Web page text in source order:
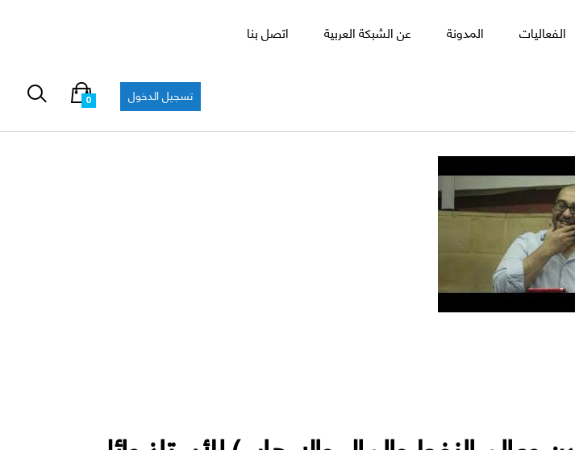
الفعاليات المدونة عن الشبكة العربية اتصل بنا
تسجيل الدخول 0